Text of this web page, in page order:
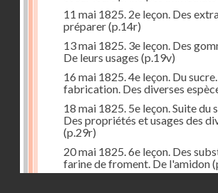
11 mai 1825. 2e leçon. Des
préparer(p.14r)
13 mai 1825. 3e leçon. Des
De leurs usages (p.19v)
16 mai 1825. 4e leçon. Du
fabrication. Des diverses
18 mai 1825. 5e leçon. Suite du
Des propriétés et usages des
(p.29r)
20 mai 1825. 6e leçon. Des
farine de froment. De l'amidon